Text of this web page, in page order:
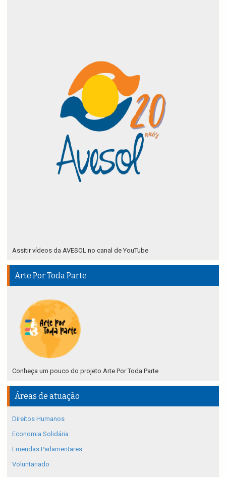
Assitir vídeos da AVESOL no canal de YouTube
Arte Por Toda Parte
Conheça um pouco do projeto Arte Por Toda Parte
Áreas de atuação
Direitos Humanos
Economia Solidária
Emendas Parlamentares
Voluntariado